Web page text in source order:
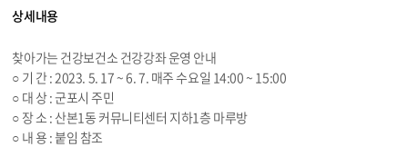
상세내용
찾아가는 건강보건소 건강강좌 운영 안내
○ 기 간 : 2023. 5. 17 ~ 6. 7. 매주 수요일 14:00 ~ 15:00
○ 대 상 : 군포시 주민
○ 장 소 : 산본1동 커뮤니티센터 지하1층 마루방
○ 내 용 : 붙임 참조